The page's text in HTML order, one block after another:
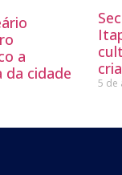
a
da cidade
5 de